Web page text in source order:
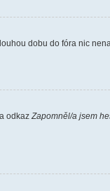
dobu do fóra nic
odkaz Zapomněl/a jsem